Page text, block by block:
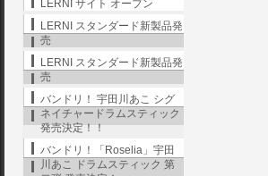
LERNI サイト オープン
LERNI スタンダード新製品発
売
LERNI スタンダード新製品発
売
バンドリ！ 宇田川あこ シグ
ネイチャードラムスティック
発売決定！！
バンドリ！「Roselia」宇田
川あこ ドラムスティック 第